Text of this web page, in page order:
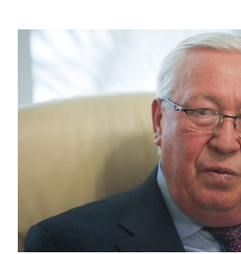
КОМУ ПРИНАДЛЕЖАТ
ТОРГОВЫЕ ЦЕНТРЫ
БЮДЖЕТ
ИНВЕСТИЦИИ
АГРОПРОМ
МАШИНОСТРОЕНИЕ
НЕФТЕХИМИЯ
ЭНЕРГЕТИКА
НОВОСТИ АВТО
БИЗНЕС
НОВОСТИ БИЗНЕСА
РОЗНИЧНАЯ ТОРГОВЛЯ
ТРАНСПОРТ
УСЛУГИ
ТЕХНОЛОГИИ
НОВОСТИ ТЕХНОЛОГИЙ
МЕДИА
МЕРОПРИЯТИЯ
НОВОСТИ МЕРОПРИЯТИЙ
ВЫЕЗДНАЯ РЕДАКЦИЯ
НОВОСТИ СПОРТА
ОБЩЕСТВО